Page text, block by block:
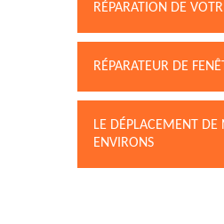
RÉPARATION DE
RÉPARATEUR DE
LE DÉPLACEMENT DE
ENVIRONS